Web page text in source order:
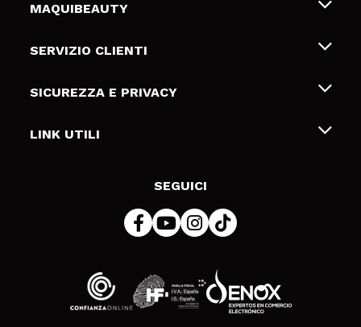
MAQUIBEAUTY
Chi siamo
Gift Cards
SERVIZIO CLIENTI
Spedizioni & Resi
Metodi di pagamamento
SICUREZZA E PRIVACY
Termini e condizioni
LINK UTILI
SEGUICI